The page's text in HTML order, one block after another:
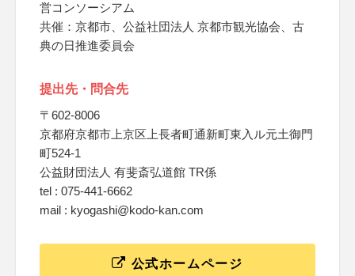
営コンソーシアム
共催：京都市、公益社団法人 京都市観光協会、古
典の日推進委員会
提出先・問合先
〒602-8006
京都府京都市上京区上長者町通新町東入ル元土御門
町524-1
公益財団法人 有斐斎弘道館 TR係
tel : 075-441-6662
mail : kyogashi@kodo-kan.com
公式ホームページ